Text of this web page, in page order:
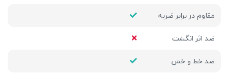
مقاوم در برابر ضربه
ضد اثر انگشت
ضد خط و خش